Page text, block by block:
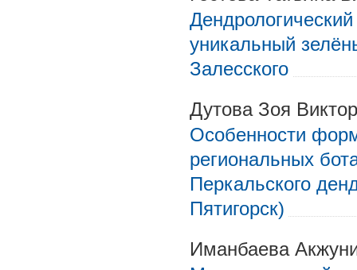
уникальный
Залесского
Дутова Зоя
Особенности
региональных
Перкальского
Пятигорск)
Иманбаева